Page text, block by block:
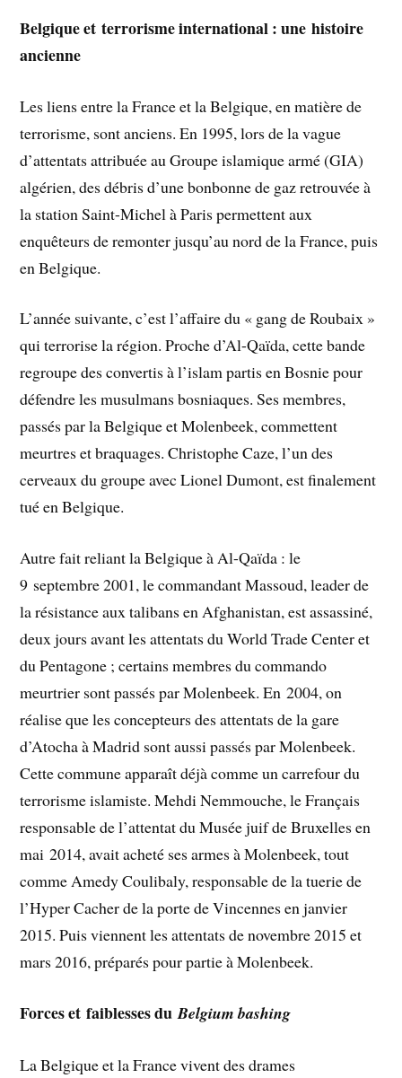
Belgique et terrorisme international : une histoire
ancienne
Les liens entre la France et la Belgique, en matière de
terrorisme, sont anciens. En 1995, lors de la vague
d’attentats attribuée au Groupe islamique armé (GIA)
algérien, des débris d’une bonbonne de gaz retrouvée à
la station Saint-Michel à Paris permettent aux
enquêteurs de remonter jusqu’au nord de la France, puis
en Belgique.
L’année suivante, c’est l’affaire du « gang de Roubaix »
qui terrorise la région. Proche d’Al-Qaïda, cette bande
regroupe des convertis à l’islam partis en Bosnie pour
défendre les musulmans bosniaques. Ses membres,
passés par la Belgique et Molenbeek, commettent
meurtres et braquages. Christophe Caze, l’un des
cerveaux du groupe avec Lionel Dumont, est finalement
tué en Belgique.
Autre fait reliant la Belgique à Al-Qaïda : le
9 septembre 2001, le commandant Massoud, leader de
la résistance aux talibans en Afghanistan, est assassiné,
deux jours avant les attentats du World Trade Center et
du Pentagone ; certains membres du commando
meurtrier sont passés par Molenbeek. En 2004, on
réalise que les concepteurs des attentats de la gare
d’Atocha à Madrid sont aussi passés par Molenbeek.
Cette commune apparaît déjà comme un carrefour du
terrorisme islamiste. Mehdi Nemmouche, le Français
responsable de l’attentat du Musée juif de Bruxelles en
mai 2014, avait acheté ses armes à Molenbeek, tout
comme Amedy Coulibaly, responsable de la tuerie de
l’Hyper Cacher de la porte de Vincennes en janvier
2015. Puis viennent les attentats de novembre 2015 et
mars 2016, préparés pour partie à Molenbeek.
Forces et faiblesses duBelgium bashing
La Belgique et la France vivent des drames